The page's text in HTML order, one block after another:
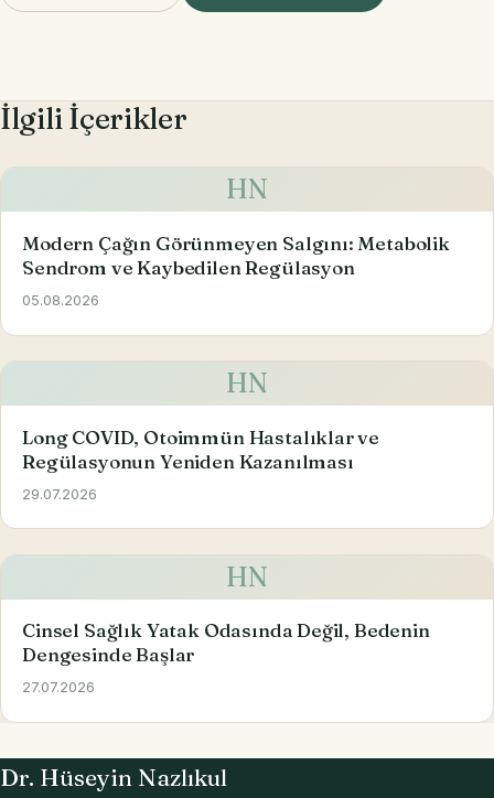
İlgili İçerikler
HN
Modern Çağın Görünmeyen Salgını: Metabolik
Sendrom ve Kaybedilen Regülasyon
05.08.2026
HN
Long COVID, Otoimmün Hastalıklar ve
Regülasyonun Yeniden Kazanılması
29.07.2026
HN
Cinsel Sağlık Yatak Odasında Değil, Bedenin
Dengesinde Başlar
27.07.2026
Dr. Hüseyin Nazlıkul